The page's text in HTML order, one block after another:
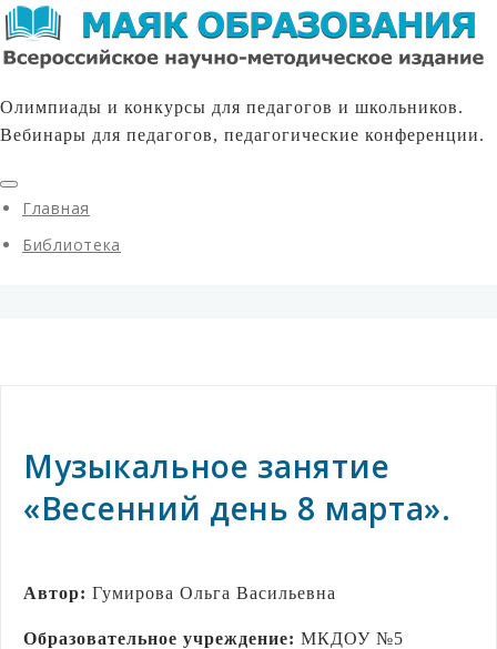
Олимпиады и конкурсы для педагогов и школьников.
Вебинары для педагогов, педагогические конференции.
Главная
Библиотека
Музыкальное занятие
«Весенний день 8 марта».
Автор: Гумирова Ольга Васильевна
Образовательное учреждение: МКДОУ №5